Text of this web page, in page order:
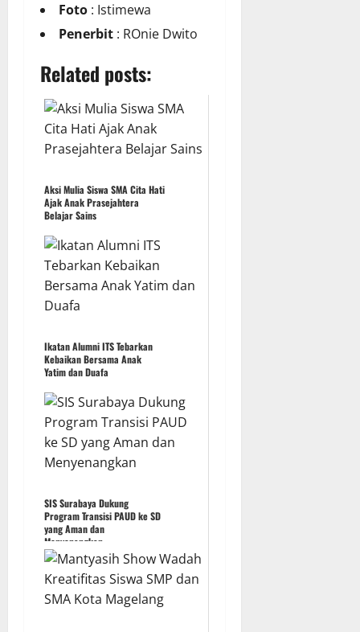
Foto : Istimewa
Penerbit : ROnie Dwito
Related posts:
Aksi Mulia Siswa SMA Cita Hati
Ajak Anak Prasejahtera
Belajar Sains
Ikatan Alumni ITS Tebarkan
Kebaikan Bersama Anak
Yatim dan Duafa
SIS Surabaya Dukung
Program Transisi PAUD ke SD
yang Aman dan
Menyenangkan